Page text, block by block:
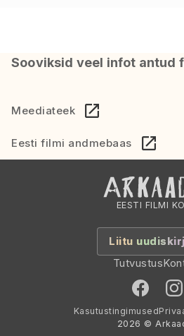
Sooviksid veel infot antud
Meediateek
Eesti filmi andmebaas
EESTI FILMI
Liitu
Tutvustus
Kasutustingimused
2026 ©